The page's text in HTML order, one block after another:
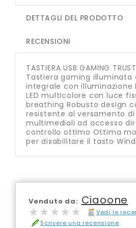
DETTAGLI DEL PRODOTTO
RECENSIONI
TASTIERA USB GAMING
Tastiera gaming illuminata
integrale con illuminazione
LED multicolore con luce
breathing Robusto design
resistente al versamento di
multimediali ad accesso
controllo ottimo Ottima
per disabilitare il tasto
Venduto da: Ciaoone
★★★★★
★★★★★
Vedi le
Scrivere una recensione